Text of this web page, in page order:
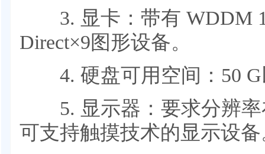
3. 显卡：带有 WDDM
Direct×9图形设备。
4. 硬盘可用空间：50 G
5. 显示器：要求分辨率
可支持触摸技术的显示设